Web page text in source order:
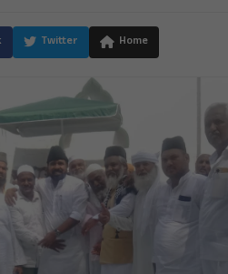
Twitter Home